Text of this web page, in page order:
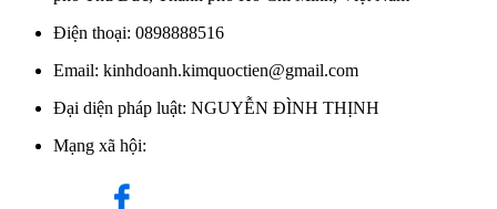
Điện thoại: 0898888516
Email: kinhdoanh.kimquoctien@gmail.com
Đại diện pháp luật: NGUYỄN ĐÌNH THỊNH
Mạng xã hội: